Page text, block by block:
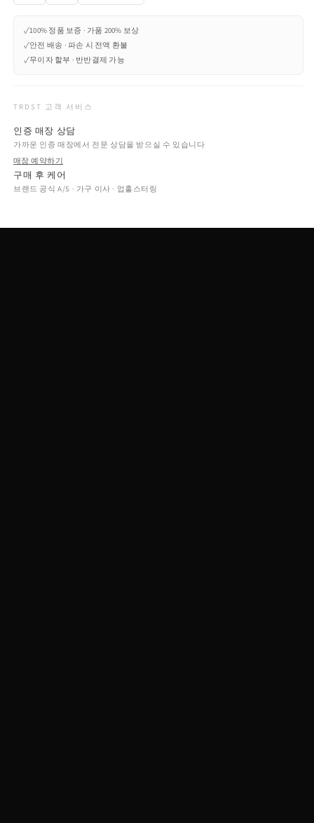
✓100% 정품 보증 · 가품 200% 보상
✓안전 배송 · 파손 시 전액 환불
✓무이자 할부 · 반반결제 가능
TRDST 고객 서비스
인증 매장 상담
가까운 인증 매장에서 전문 상담을 받으실 수 있습니다
매장 예약하기
구매 후 케어
브랜드 공식 A/S · 가구 이사 · 업홀스터링